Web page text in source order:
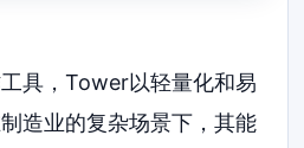
具，Tower以轻量化和易
造业的复杂场景下，其能